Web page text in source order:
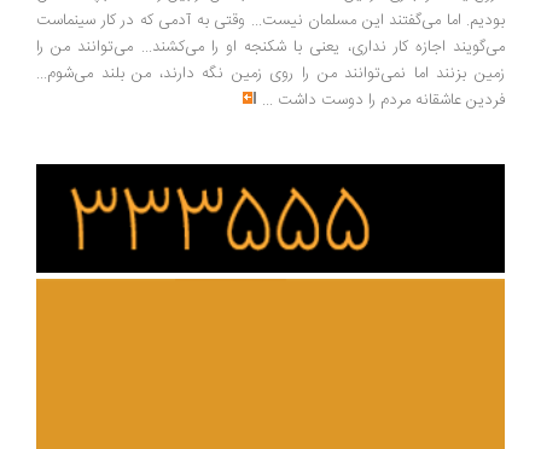
اما می‌گفتند این مسلمان نیست... وقتی به آدمی که در کار سینماست
اجازه کار نداری، یعنی با شکنجه او را می‌کشند... می‌توانند من را
بزنند اما نمی‌توانند من را روی زمین نگه دارند، من بلند می‌شوم...
عاشقانه مردم را دوست داشت ...